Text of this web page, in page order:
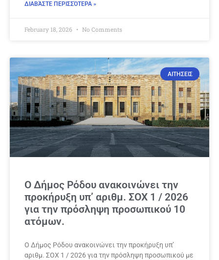
ΔΙΑΒΆΣΤΕ ΠΕΡΙΣΣΌΤΕΡΑ »
February 18, 2026 No Comments
ΑΙΤΗΣΕΙΣ
Ο Δήμος Ρόδου ανακοινώνει την
προκήρυξη υπ’ αριθμ. ΣΟΧ 1 / 2026
για την πρόσληψη προσωπικού 10
ατόμων.
Ο Δήμος Ρόδου ανακοινώνει την προκήρυξη υπ’
αριθμ. ΣΟΧ 1 / 2026 για την πρόσληψη προσωπικού με